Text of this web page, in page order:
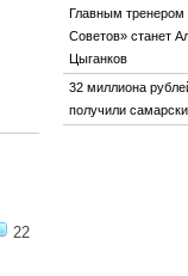
22
Главным тренером
Советов» станет
Цыганков
32 миллиона
получили